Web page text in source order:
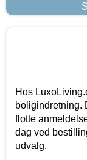
Hos
boligindretning.
flotte
dag ved
udvalg.